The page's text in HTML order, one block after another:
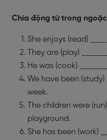
Chia động từ trong
She enjoys (read)
They are (play)
He was (cook)
We have been (study)
week.
The children were
playground.
She has been (work)